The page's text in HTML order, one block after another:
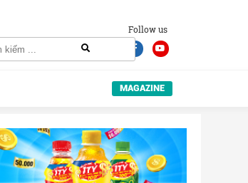
Follow us
MAGAZINE